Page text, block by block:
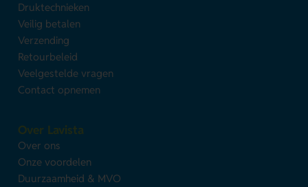
Druktechnieken
Veilig betalen
Verzending
Retourbeleid
Veelgestelde vragen
Contact opnemen
Over Lavista
Over ons
Onze voordelen
Duurzaamheid & MVO